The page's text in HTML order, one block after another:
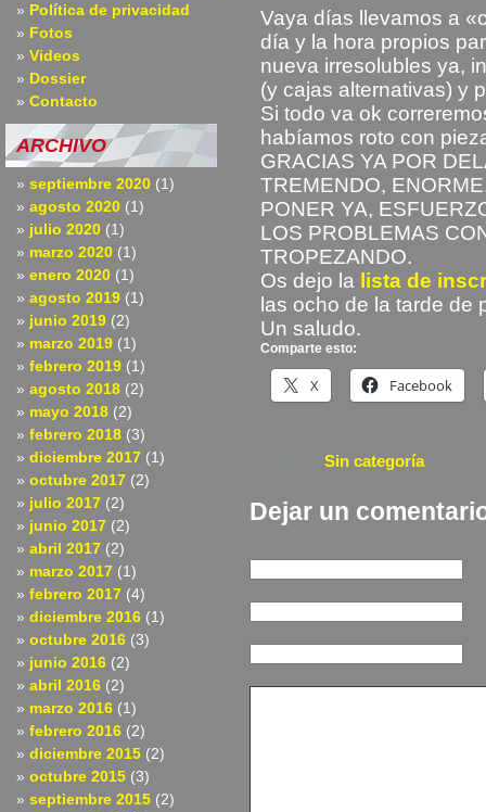
Política de privacidad
Fotos
Videos
Dossier
Contacto
ARCHIVO
septiembre 2020 (1)
agosto 2020 (1)
julio 2020 (1)
marzo 2020 (1)
enero 2020 (1)
agosto 2019 (1)
junio 2019 (2)
marzo 2019 (1)
febrero 2019 (1)
agosto 2018 (2)
mayo 2018 (2)
febrero 2018 (3)
diciembre 2017 (1)
octubre 2017 (2)
julio 2017 (2)
junio 2017 (2)
abril 2017 (2)
marzo 2017 (1)
febrero 2017 (4)
diciembre 2016 (1)
octubre 2016 (3)
junio 2016 (2)
abril 2016 (2)
marzo 2016 (1)
febrero 2016 (2)
diciembre 2015 (2)
octubre 2015 (3)
septiembre 2015 (2)
Vaya días llevamos a
día y la hora propios
nueva irresolubles ya,
(y cajas alternativas) y
Si todo va ok
habíamos roto con
GRACIAS YA POR
TREMENDO,
PONER YA,
LOS PROBLEMAS
TROPEZANDO.
Os dejo la lista de
las ocho de la tarde de
Un saludo.
Comparte esto:
X Facebook
Sin categoría
Dejar un